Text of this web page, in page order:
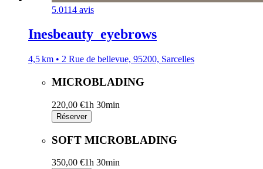
5.0114 avis
Inesbeauty_eyebrows
4,5 km • 2 Rue de bellevue, 95200, Sarcelles
MICROBLADING
220,00 €1h 30min
Réserver
SOFT MICROBLADING
350,00 €1h 30min